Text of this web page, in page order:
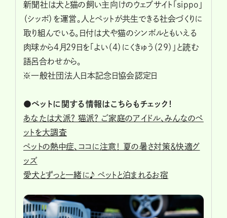
新聞社は犬と猫の飼い主向けのウェブサイト「sippo」
（シッポ）を運営。人とペットが共生できる社会づくりに
取り組んでいる。日付は犬や猫のシンボルともいえる
肉球から4月29日を「よい（4）にくきゅう（29）」と読む
語呂合わせから。
※一般社団法人日本記念日協会認定日
●ペットに関する情報はこちらもチェック！
あなたは犬派？ 猫派？ ご家庭のアイドル、みんなのペ
ットを大調査
ペットの熱中症、ココに注意！ 夏の暑さ対策＆快適グ
ッズ
愛犬とずっと一緒に♪ ペットと泊まれるお宿